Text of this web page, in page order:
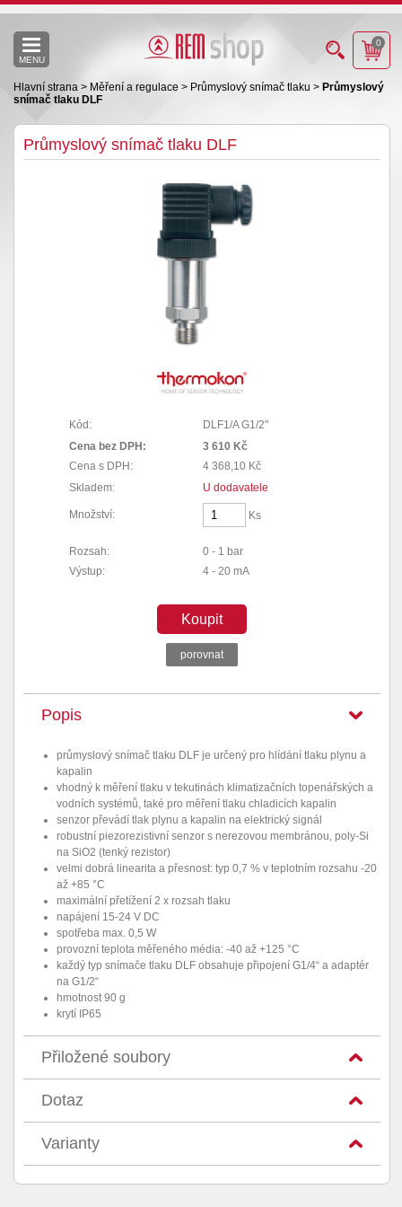
MENU
0
Hlavní strana > Měření a regulace > Průmyslový snímač tlaku > Průmyslový
snímač tlaku DLF
Průmyslový snímač tlaku DLF
Kód:
DLF1/A G1/2"
Cena bez DPH:
3 610 Kč
Cena s DPH:
4 368,10 Kč
Skladem:
U dodavatele
Množství: Ks
Rozsah:
0 - 1 bar
Výstup:
4 - 20 mA
Koupit
porovnat
Popis
průmyslový snímač tlaku DLF je určený pro hlídání tlaku plynu a
kapalin
vhodný k měření tlaku v tekutinách klimatizačních topenářských a
vodních systémů, také pro měření tlaku chladicích kapalin
senzor převádí tlak plynu a kapalin na elektrický signál
robustní piezorezistivní senzor s nerezovou membránou, poly-Si
na SiO2 (tenký rezistor)
velmi dobrá linearita a přesnost: typ 0,7 % v teplotním rozsahu -20
až +85 °C
maximální přetížení 2 x rozsah tlaku
napájení 15-24 V DC
spotřeba max. 0,5 W
provozní teplota měřeného média: -40 až +125 °C
každý typ snímače tlaku DLF obsahuje připojení G1/4“ a adaptér
na G1/2“
hmotnost 90 g
krytí IP65
Přiložené soubory
Dotaz
Varianty